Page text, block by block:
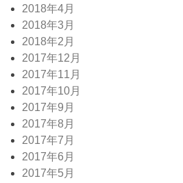
2018年4月
2018年3月
2018年2月
2017年12月
2017年11月
2017年10月
2017年9月
2017年8月
2017年7月
2017年6月
2017年5月